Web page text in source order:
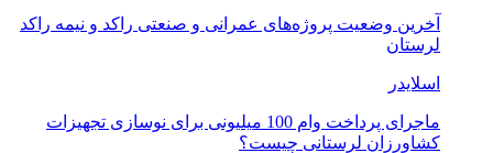
آخرین وضعیت پروژه‌های عمرانی و صنعتی راکد و نیمه راکد
لرستان
اسلایدر
ماجرای پرداخت وام 100 میلیونی برای نوسازی تجهیزات
کشاورزان لرستانی چیست؟